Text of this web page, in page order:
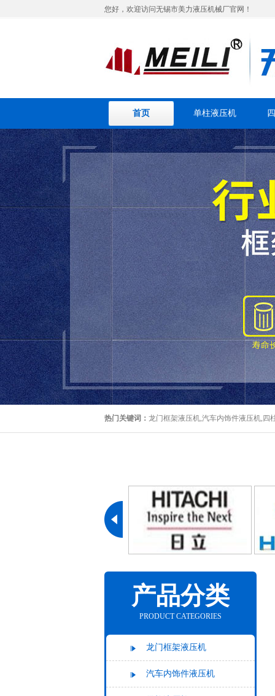
您好，欢迎访问无锡市美力液压机械厂官网！
首页 单柱液压机
热门关键词： 龙门框架液压机,汽车内饰件液压机,四
产品分类
PRODUCT CATEGORIES
龙门框架液压机
汽车内饰件液压机